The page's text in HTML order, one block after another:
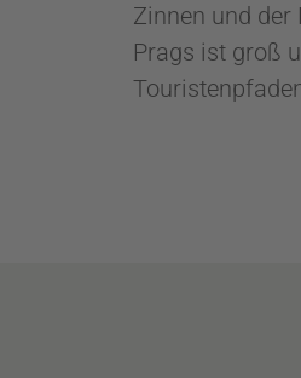
Zinnen und der
Prags ist groß